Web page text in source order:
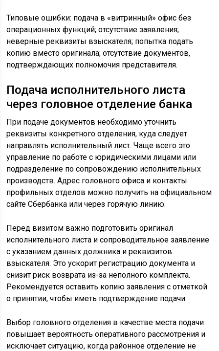
Типовые ошибки: подача в «витринный» офис без
операционных функций; отсутствие заявления;
неверные реквизиты взыскателя; попытка подать
копию вместо оригинала; отсутствие документов,
подтверждающих полномочия представителя.
Подача исполнительного листа
через головное отделение банка
При подаче документов необходимо уточнить
реквизиты конкретного отделения, куда следует
направлять исполнительный лист. Чаще всего это
управление по работе с юридическими лицами или
подразделение по сопровождению исполнительных
производств. Адрес головного офиса и контакты
профильных отделов можно получить на официальном
сайте Сбербанка или через горячую линию.
Перед визитом важно подготовить оригинал
исполнительного листа и сопроводительное заявление
с указанием данных должника и реквизитов
взыскателя. Это ускорит регистрацию документа и
снизит риск возврата из-за неполного комплекта.
Рекомендуется оставить копию заявления с отметкой
о принятии, чтобы иметь подтверждение подачи.
Выбор головного отделения в качестве места подачи
повышает вероятность оперативного рассмотрения и
исключает ситуацию, когда районное отделение не